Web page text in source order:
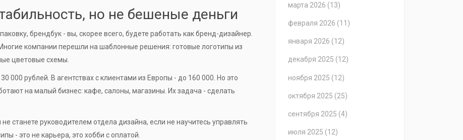
но не бешеные деньги
брендбук - вы, скорее всего, будете работать как бренд-дизайнер.
компании перешли на шаблонные решения: готовые логотипы из
цветовые схемы.
000 рублей. В агентствах с клиентами из Европы - до 160 000. Но это
на малый бизнес: кафе, салоны, магазины. Их задача - сделать
станете руководителем отдела дизайна, если не научитесь управлять
- это не карьера, это хобби с оплатой.
марта 2026 (13)
февраля 2026 (11)
января 2026 (12)
декабря 2025 (12)
ноября 2025 (12)
октября 2025 (25)
сентября 2025 (4)
июля 2025 (12)